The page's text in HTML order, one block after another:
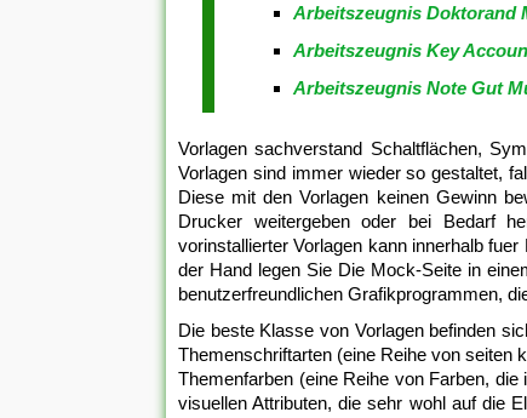
Arbeitszeugnis Doktorand
Arbeitszeugnis Key
Arbeitszeugnis Note Gut
Vorlagen sachverstand Schaltflächen,
Vorlagen sind immer wieder so gestaltet,
Diese mit den Vorlagen keinen Gewinn
Drucker weitergeben oder bei Bedarf
vorinstallierter Vorlagen kann innerhalb
der Hand legen Sie Die Mock-Seite in
benutzerfreundlichen Grafikprogrammen,
Die beste Klasse von Vorlagen befinden
Themenschriftarten (eine Reihe von seiten
Themenfarben (eine Reihe von Farben,
visuellen Attributen, die sehr wohl auf die